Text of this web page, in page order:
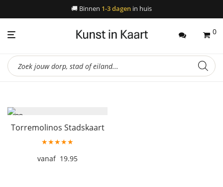
🚚 Binnen 1-3 dagen in huis
0
Producten
zoeken
Torremolinos Stadskaart
★★★★★
19.95